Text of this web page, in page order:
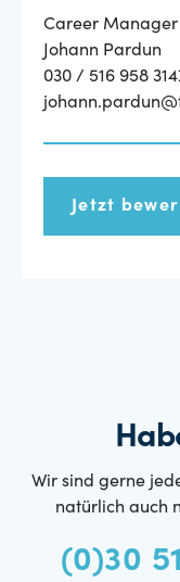
Career Manager
Johann Pardun
030 / 516 958
Jetzt
Wir sind gerne
natürlich auch
(0)30